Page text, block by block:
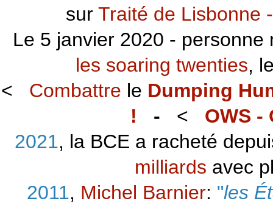
sur Traité de Lisbonne
Le 5 janvier 2020 -
les soaring twenties,
< Combattre le Dumping
! - < OWS -
2021, la BCE a racheté
milliards avec
2011, Michel Barnier: "les